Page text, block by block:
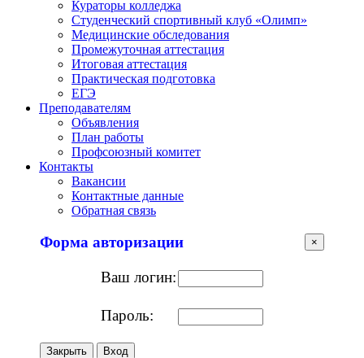
Кураторы колледжа
Студенческий спортивный клуб «Олимп»
Медицинские обследования
Промежуточная аттестация
Итоговая аттестация
Практическая подготовка
ЕГЭ
Преподавателям
Объявления
План работы
Профсоюзный комитет
Контакты
Вакансии
Контактные данные
Обратная связь
×
Форма авторизации
Ваш логин:
Пароль:
Закрыть Вход